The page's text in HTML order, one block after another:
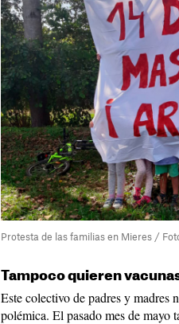
Protesta de las familias en Mieres /
Tampoco quieren
Este colectivo de padres y madres
polémica. El pasado mes de mayo